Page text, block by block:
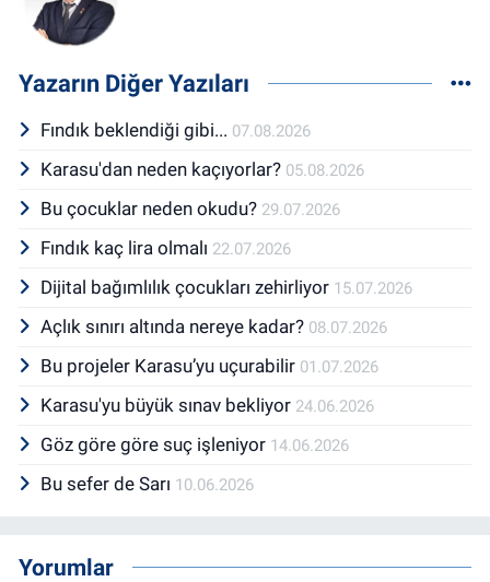
Yazarın Diğer Yazıları
Fındık beklendiği gibi... 07.08.2026
Karasu'dan neden kaçıyorlar? 05.08.2026
Bu çocuklar neden okudu? 29.07.2026
Fındık kaç lira olmalı 22.07.2026
Dijital bağımlılık çocukları zehirliyor 15.07.2026
Açlık sınırı altında nereye kadar? 08.07.2026
Bu projeler Karasu’yu uçurabilir 01.07.2026
Karasu'yu büyük sınav bekliyor 24.06.2026
Göz göre göre suç işleniyor 14.06.2026
Bu sefer de Sarı 10.06.2026
Yorumlar